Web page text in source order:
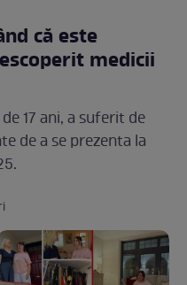
că este
medicii
17 ani, a suferit de
de a se prezenta la